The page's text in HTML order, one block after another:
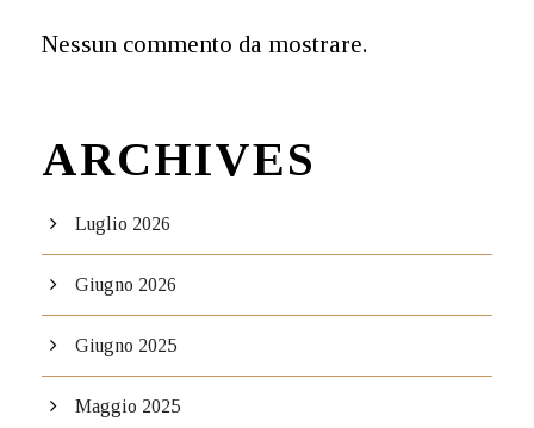
Nessun commento da mostrare.
ARCHIVES
Luglio 2026
Giugno 2026
Giugno 2025
Maggio 2025